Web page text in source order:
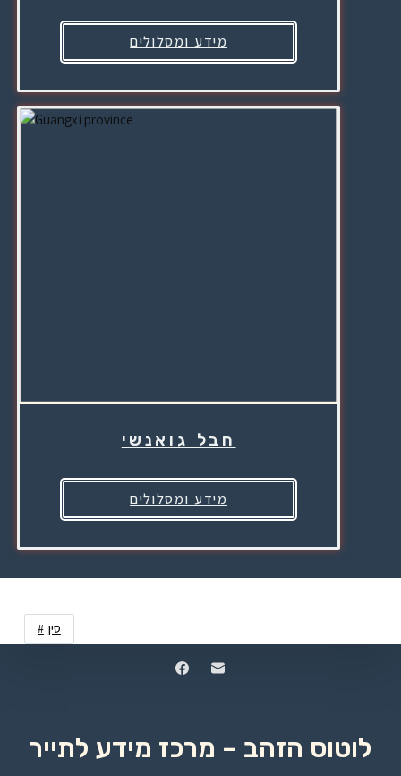
מידע ומסלולים
חבל גואנשי
מידע ומסלולים
סין
לוטוס הזהב – מרכז מידע לתייר